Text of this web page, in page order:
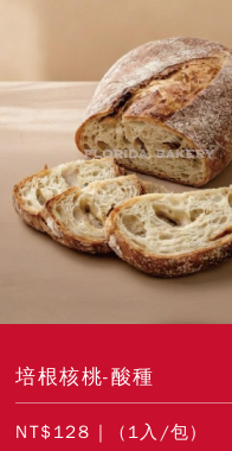
培根核桃-酸種
NT$128 | (1入/包)